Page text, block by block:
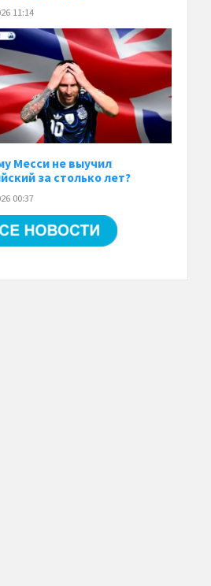
11:14
Месси не выучил
за столько лет?
00:37